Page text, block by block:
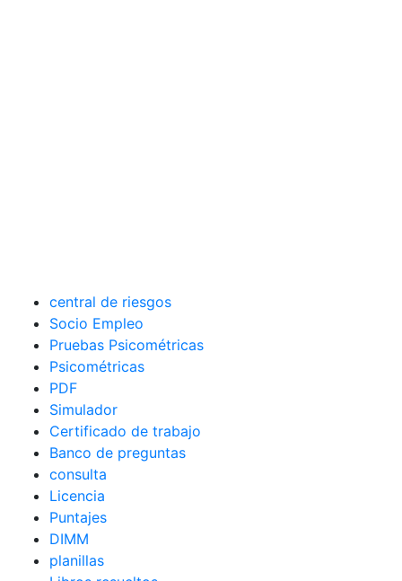
central de riesgos
Socio Empleo
Pruebas Psicométricas
Psicométricas
PDF
Simulador
Certificado de trabajo
Banco de preguntas
consulta
Licencia
Puntajes
DIMM
planillas